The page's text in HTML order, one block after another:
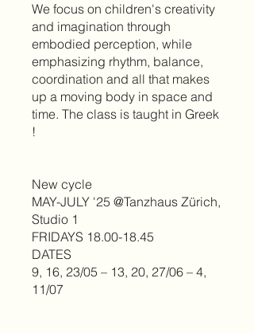
We focus on children's creativity
and imagination through
embodied perception, while
emphasizing rhythm, balance,
coordination and all that makes
up a moving body in space and
time. The class is taught in Greek
!
New cycle
MAY-JULY '25 @Tanzhaus Zürich,
Studio 1
FRIDAYS 18.00-18.45
DATES
9, 16, 23/05 – 13, 20, 27/06 – 4,
11/07